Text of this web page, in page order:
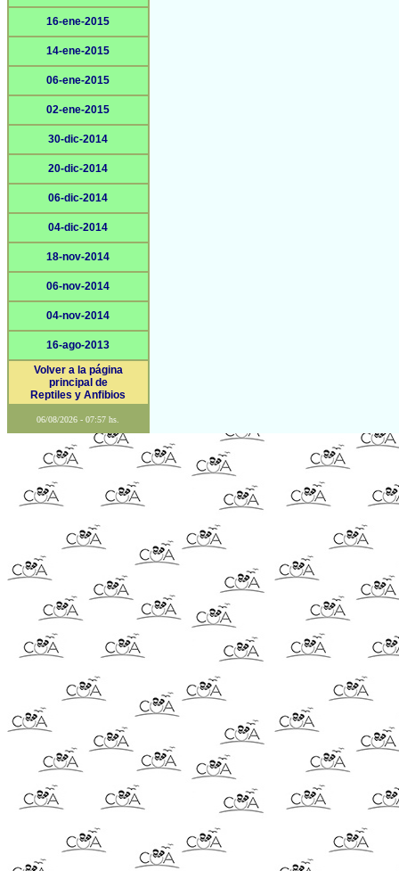
16-ene-2015
14-ene-2015
06-ene-2015
02-ene-2015
30-dic-2014
20-dic-2014
06-dic-2014
04-dic-2014
18-nov-2014
06-nov-2014
04-nov-2014
16-ago-2013
Volver a la página
principal de
Reptiles y Anfibios
06/08/2026 - 07:57 hs.